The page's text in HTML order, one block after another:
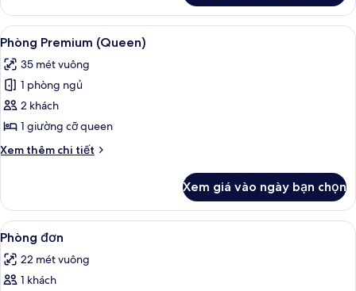
Comfort
Queen
Room
Xem
tất
cả
ảnh
Phòng
Premium
(Queen)
Phòng Premium (Queen) | Bộ đồ
6
Phòng Premium (Queen)
35 mét vuông
1 phòng ngủ
2 khách
1 giường cỡ queen
Xem thêm chi tiết
Chi
Phòng
Premium
(Queen)
Xem giá vào ngày bạn chọn
Xem
tất
cả
ảnh
Phòng đơn | Bộ đồ giường cao cấp,
2
Phòng đơn
22 mét vuông
1 khách